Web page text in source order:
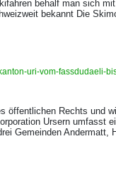
behalf man sich
bekannt Die
uri-vom-fassdudaeli-
öffentlichen Rechts und
Ursern umfasst
Gemeinden Andermatt,